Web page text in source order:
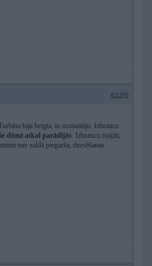
#21370
bija beigta, to nomainīju. Izbraucu
dūmi atkal parādījās. Izbraucu rinķīti,
nav saldā piegarša, dzesēšanas